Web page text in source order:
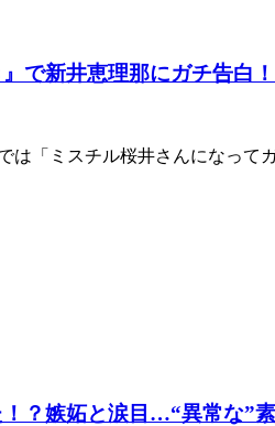
で新井恵理那にガチ告白！
は「ミスチル桜井さんになっ
？嫉妬と涙目…“異常な”